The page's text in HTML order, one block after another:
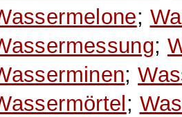
;
;
;
;